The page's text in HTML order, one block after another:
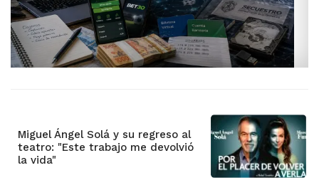
Miguel Ángel Solá y su regreso al
teatro: "Este trabajo me devolvió
la vida"